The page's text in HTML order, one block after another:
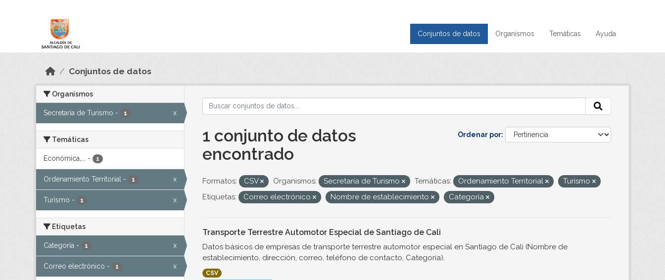
Conjuntos de datos Organismos Temáticas Ayuda
Conjuntos de datos
Organismos
Secretaría de Turismo - 1 x
Temáticas
Económica,... - 1
Ordenamiento Territorial - 1 x
Turismo - 1 x
Etiquetas
Categoría - 1 x
Correo electrónico - 1 x
Ordenar por
1 conjunto de datos
encontrado
Formatos: CSV Organismos: Secretaría de Turismo Temáticas: Ordenamiento Territorial
Turismo
Etiquetas:
Correo electrónico Nombre de establecimiento Categoría
Transporte Terrestre Automotor Especial de Santiago de Cali
Datos básicos de empresas de transporte terrestre automotor especial en Santiago de Cali (Nombre de
establecimiento, dirección, correo, teléfono de contacto, Categoría).
CSV